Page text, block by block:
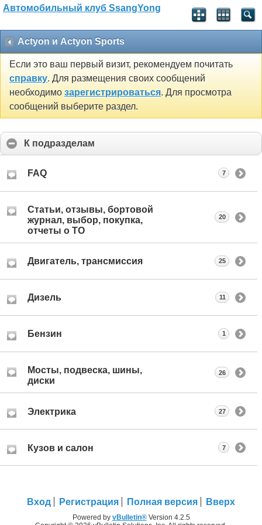
Автомобильный клуб SsangYong
Actyon и Actyon Sports
Если это ваш первый визит, рекомендуем почитать
справку. Для размещения своих сообщений
необходимо зарегистрироваться. Для просмотра
сообщений выберите раздел.
К подразделам
FAQ 7
Статьи, отзывы, бортовой
журнал, выбор, покупка,
отчеты о ТО
20
Двигатель, трансмиссия 25
Дизель 11
Бензин 1
Мосты, подвеска, шины,
диски
26
Электрика 27
Кузов и салон 7
Вход Регистрация Полная версия Вверх
Powered by vBulletin®Version 4.2.5